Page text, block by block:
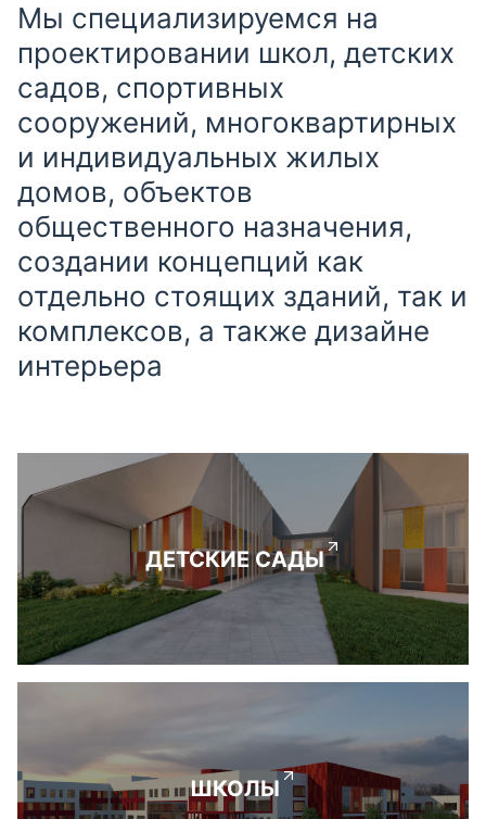
Мы специализируемся на
проектировании школ, детских
садов, спортивных
сооружений, многоквартирных
и индивидуальных жилых
домов, объектов
общественного назначения,
создании концепций как
отдельно стоящих зданий, так и
комплексов, а также дизайне
интерьера
ДЕТСКИЕ САДЫ
ШКОЛЫ